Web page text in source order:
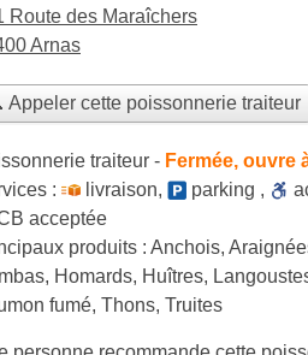
Route des Maraîchers
Arnas
Appeler cette poissonnerie traiteur
traiteur - Fermée, ouvre
:
livraison, parking ,
acceptée
produits : Anchois,
Homards, Huîtres,
fumé, Thons, Truites